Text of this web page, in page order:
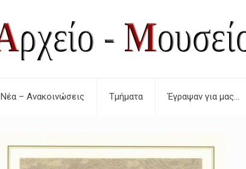
Νέα – Ανακοινώσεις Τμήματα Έγραψαν για μας…